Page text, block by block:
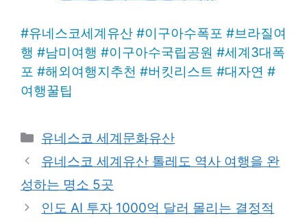
#유네스코세계유산 #이구아수폭포 #브라질여
행 #남미여행 #이구아수국립공원 #세계3대폭
포 #해외여행지추천 #버킷리스트 #대자연 #
여행꿀팁
Categories
유네스코 세계문화유산
유네스코 세계유산 톨레도 역사 여행을 완
성하는 명소 5곳
인도 AI 투자 1000억 달러 몰리는 결정적